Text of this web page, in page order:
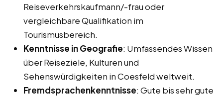
Reiseverkehrskaufmann/-frau oder
vergleichbare Qualifikation im
Tourismusbereich.
Kenntnisse in Geografie: Umfassendes Wissen
über Reiseziele, Kulturen und
Sehenswürdigkeiten in Coesfeld weltweit.
Fremdsprachenkenntnisse: Gute bis sehr gute